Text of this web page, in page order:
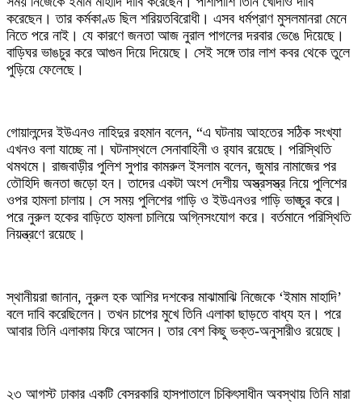
করেছেন। তার কর্মকাণ্ড ছিল শরিয়তবিরোধী। এসব ধর্মপ্রাণ মুসলমানরা মেনে
নিতে পরে নাই। যে কারণে জনতা আজ নুরাল পাগলের দরবার ভেঙে দিয়েছে।
বাড়িঘর ভাঙচুর করে আগুন দিয়ে দিয়েছে। সেই সঙ্গে তার লাশ কবর থেকে তুলে
পুড়িয়ে ফেলেছে।
গোয়ালন্দের ইউএনও নাহিদুর রহমান বলেন, “এ ঘটনায় আহতের সঠিক সংখ্যা
এখনও বলা যাচ্ছে না। ঘটনাস্থলে সেনাবাহিনী ও র‌্যাব রয়েছে। পরিস্থিতি
থমথমে। রাজবাড়ীর পুলিশ সুপার কামরুল ইসলাম বলেন, জুমার নামাজের পর
তৌহিদি জনতা জড়ো হন। তাদের একটা অংশ দেশীয় অস্ত্রসস্ত্র নিয়ে পুলিশের
ওপর হামলা চালায়। সে সময় পুলিশের গাড়ি ও ইউএনওর গাড়ি ভাঙ্চুর করে।
পরে নুরুল হকের বাড়িতে হামলা চালিয়ে অগ্নিসংযোগ করে। বর্তমানে পরিস্থিতি
নিয়ন্ত্রণে রয়েছে।
স্থানীয়রা জানান, নুরুল হক আশির দশকের মাঝামাঝি নিজেকে ‘ইমাম মাহাদি’
বলে দাবি করেছিলেন। তখন চাপের মুখে তিনি এলাকা ছাড়তে বাধ্য হন। পরে
আবার তিনি এলাকায় ফিরে আসেন। তার বেশ কিছু ভক্ত-অনুসারীও রয়েছে।
২৩ আগস্ট ঢাকার একটি বেসরকারি হাসপাতালে চিকিৎসাধীন অবস্থায় তিনি মারা